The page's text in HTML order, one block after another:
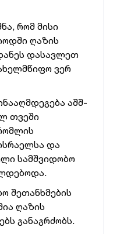
რომ მისი
ღაზის
დასავლეთ
ვერ
აშშ-
თვეში
და
სამშვიდობო
შეთანხმების
ღაზის
განაგრძობს.